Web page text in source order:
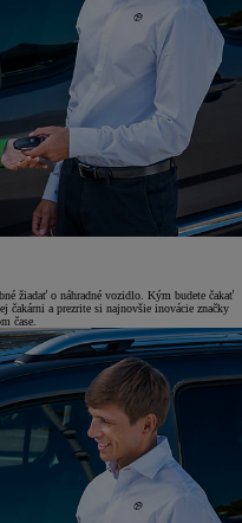
žiadať o náhradné vozidlo. Kým budete čakať
čakárni a prezrite si najnovšie inovácie značky
čase.